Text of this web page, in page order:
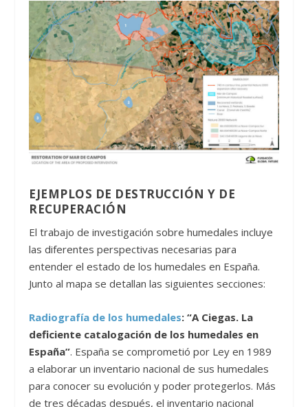
EJEMPLOS DE DESTRUCCIÓN Y DE
RECUPERACIÓN
El trabajo de investigación sobre humedales incluye
las diferentes perspectivas necesarias para
entender el estado de los humedales en España.
Junto al mapa se detallan las siguientes secciones:
Radiografía de los humedales: “A Ciegas. La
deficiente catalogación de los humedales en
España”. España se comprometió por Ley en 1989
a elaborar un inventario nacional de sus humedales
para conocer su evolución y poder protegerlos. Más
de tres décadas después, el inventario nacional